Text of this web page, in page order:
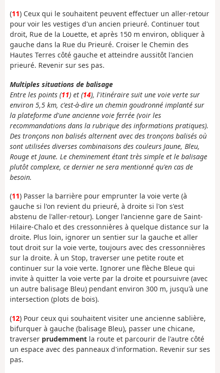
(11) Ceux qui le souhaitent peuvent effectuer un aller-retour
pour voir les vestiges d'un ancien prieuré. Continuer tout
droit, Rue de la Louette, et après 150 m environ, obliquer à
gauche dans la Rue du Prieuré. Croiser le Chemin des
Hautes Terres côté gauche et atteindre aussitôt l'ancien
prieuré. Revenir sur ses pas.
Multiples situations de balisage
Entre les points (11) et (14), l'itinéraire suit une voie verte sur
environ 5,5 km, c'est-à-dire un chemin goudronné implanté sur
la plateforme d'une ancienne voie ferrée (voir les
recommandations dans la rubrique des informations pratiques).
Des tronçons non balisés alternent avec des tronçons balisés où
sont utilisées diverses combinaisons des couleurs Jaune, Bleu,
Rouge et Jaune. Le cheminement étant très simple et le balisage
plutôt complexe, ce dernier ne sera mentionné qu'en cas de
besoin.
(11) Passer la barrière pour emprunter la voie verte (à
gauche si l'on revient du prieuré, à droite si l'on s'est
abstenu de l'aller-retour). Longer l'ancienne gare de Saint-
Hilaire-Chalo et des cressonnières à quelque distance sur la
droite. Plus loin, ignorer un sentier sur la gauche et aller
tout droit sur la voie verte, toujours avec des cressonnières
sur la droite. À un Stop, traverser une petite route et
continuer sur la voie verte. Ignorer une flèche Bleue qui
invite à quitter la voie verte par la droite et poursuivre (avec
un autre balisage Bleu) pendant environ 300 m, jusqu'à une
intersection (plots de bois).
(12) Pour ceux qui souhaitent visiter une ancienne sablière,
bifurquer à gauche (balisage Bleu), passer une chicane,
traverser prudemment la route et parcourir de l'autre côté
un espace avec des panneaux d'information. Revenir sur ses
pas.